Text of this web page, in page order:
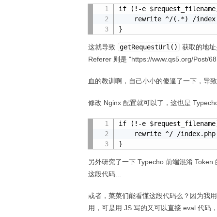
if (!-e
}
这就导致 getRequestUrl()
获取的地
Referer 则是 "https://www.qs5.org/Post/
血的教训啊，自己小小的傻逼了一下，导
修改 Nginx 配置就可以了，这也是
if (!-e
}
另外研究了一下 Typecho 前端混淆
这段代码...
或者，菜菜们能看懂这段代码么？因为我
用，可是用 JS 写的又可以直接 eval 代码